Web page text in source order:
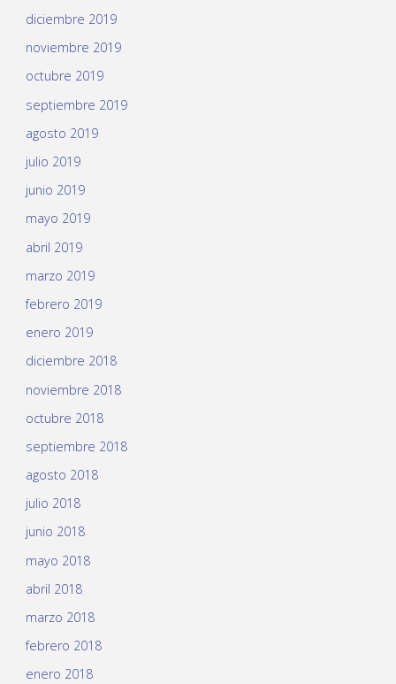
diciembre 2019
noviembre 2019
octubre 2019
septiembre 2019
agosto 2019
julio 2019
junio 2019
mayo 2019
abril 2019
marzo 2019
febrero 2019
enero 2019
diciembre 2018
noviembre 2018
octubre 2018
septiembre 2018
agosto 2018
julio 2018
junio 2018
mayo 2018
abril 2018
marzo 2018
febrero 2018
enero 2018